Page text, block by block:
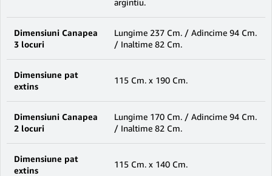
argintiu.
Dimensiuni Canapea
3 locuri
Lungime 237 Cm. / Adincime 94 Cm.
/ Inaltime 82 Cm.
Dimensiune pat
extins
115 Cm. x 190 Cm.
Dimensiuni Canapea
2 locuri
Lungime 170 Cm. / Adincime 94 Cm.
/ Inaltime 82 Cm.
Dimensiune pat
extins
115 Cm. x 140 Cm.